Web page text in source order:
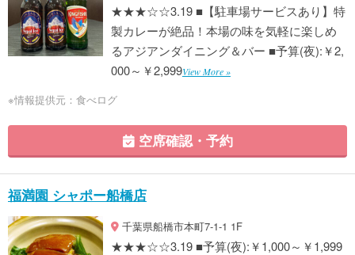
★★★☆☆3.19 ■【駐車場サービスあり】特
製カレーが絶品！本場の味を気軽に楽しめ
るアジアンダイニング＆バー ■予算(夜):￥2,
000～￥2,999View More »
※情報提供元：食べログ
空席確認・予約
福満園 シャポー船橋店
千葉県船橋市本町7-1-1 1F
★★★☆☆3.19 ■予算(夜):￥1,000～￥1,999